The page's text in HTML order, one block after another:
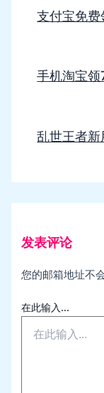
支付宝免
手机淘宝
乱世王者
发表评论
您的邮箱地址不
在此输入...